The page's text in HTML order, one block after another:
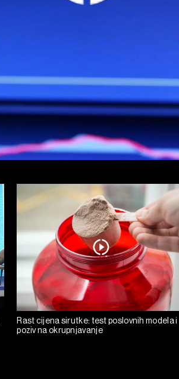
Rast cijena sirutke: test poslovnih modela i
poziv na okrupnjavanje